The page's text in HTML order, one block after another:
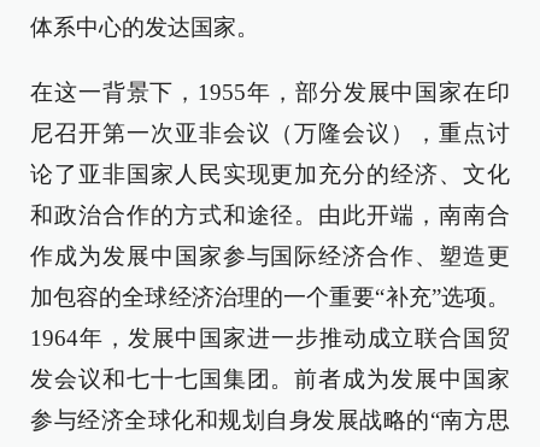
体系中心的发达国家。
在这一背景下，1955年，部分发展中国家在印
尼召开第一次亚非会议（万隆会议），重点讨
论了亚非国家人民实现更加充分的经济、文化
和政治合作的方式和途径。由此开端，南南合
作成为发展中国家参与国际经济合作、塑造更
加包容的全球经济治理的一个重要“补充”选项。
1964年，发展中国家进一步推动成立联合国贸
发会议和七十七国集团。前者成为发展中国家
参与经济全球化和规划自身发展战略的“南方思